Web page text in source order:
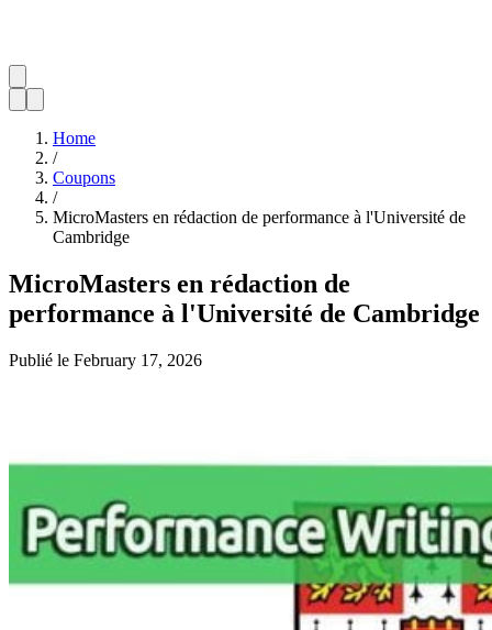
Home
/
Coupons
/
MicroMasters en rédaction de performance à l'Université de
Cambridge
MicroMasters en rédaction de
performance à l'Université de Cambridge
Publié le February 17, 2026